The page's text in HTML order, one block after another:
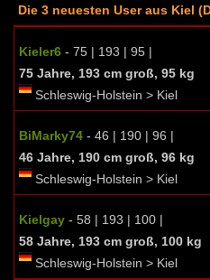
Die 3 neuesten User aus Kiel
Kieler6 - 75 | 193 | 95 |
75 Jahre, 193 cm groß, 95 kg
Schleswig-Holstein > Kiel
BiMarky74 - 46 | 190 | 96 |
46 Jahre, 190 cm groß, 96 kg
Schleswig-Holstein > Kiel
Kielgay - 58 | 193 | 100 |
58 Jahre, 193 cm groß, 100 kg
Schleswig-Holstein > Kiel